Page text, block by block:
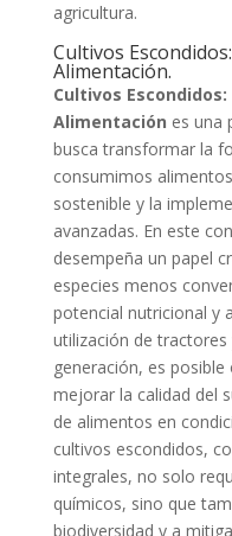
agricultura.
Cultivos
Alimentación.
Cultivos
Alimentación es una
busca transformar la
consumimos
sostenible y la
avanzadas. En este
desempeña un papel
especies menos
potencial nutricional y
utilización de
generación, es
mejorar la calidad del
de alimentos en
cultivos escondidos,
integrales, no solo
químicos, sino que
biodiversidad y a